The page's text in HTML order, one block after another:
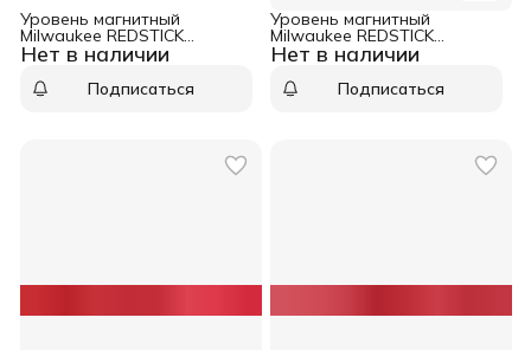
Нет в наличии
Уровень магнитный
Milwaukee REDSTICK
Backbone 200 см
Подписаться
Нет в наличии
Уровень магнитный
Milwaukee REDSTICK
Backbone 40 см
Подписаться